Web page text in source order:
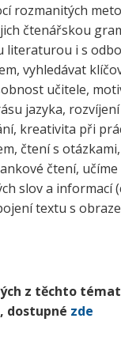
rozmanitých
čtenářskou
literaturou i s
vyhledávat
učitele,
jazyka,
kreativita při
čtení s
čtení, učíme
slov a informací
textu s
z těchto
dostupné zde